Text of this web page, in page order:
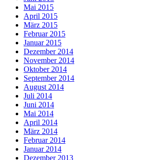
Mai 2015
April 2015
März 2015
Februar 2015
Januar 2015
Dezember 2014
November 2014
Oktober 2014
September 2014
August 2014
Juli 2014
Juni 2014
Mai 2014
April 2014
März 2014
Februar 2014
Januar 2014
Dezember 2013